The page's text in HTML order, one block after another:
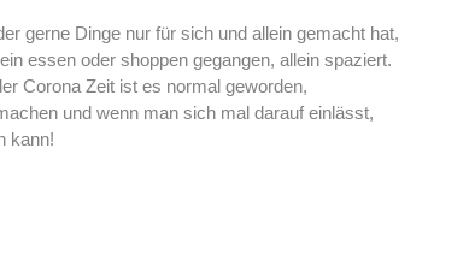
gerne Dinge nur für sich und allein gemacht hat,
essen oder shoppen gegangen, allein spaziert.
Corona Zeit ist es normal geworden,
und wenn man sich mal darauf einlässt,
kann!